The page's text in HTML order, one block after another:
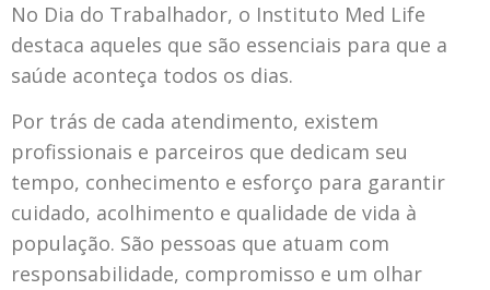
No Dia do Trabalhador, o Instituto Med Life
destaca aqueles que são essenciais para que a
saúde aconteça todos os dias.
Por trás de cada atendimento, existem
profissionais e parceiros que dedicam seu
tempo, conhecimento e esforço para garantir
cuidado, acolhimento e qualidade de vida à
população. São pessoas que atuam com
responsabilidade, compromisso e um olhar